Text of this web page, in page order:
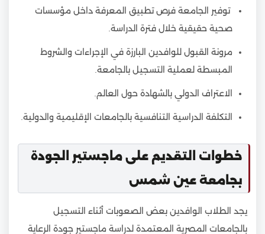
توفير الجامعة فرص تطبيق المعرفة داخل مؤسسات
صحية حقيقية خلال فترة الدراسة.
مرونة القبول للوافدين البارزة في الإجراءات والشروط
المبسطة لعملية التسجيل بالجامعة.
الاعتراف الدولي بالشهادة حول العالم.
التكلفة الدراسية التنافسية بالجامعات الإقليمية والدولية.
خطوات التقديم على ماجستير الجودة
بجامعة عين شمس
يجد الطلاب الوافدين بعض الصعوبات أثناء التسجيل
بالجامعات المصرية المعتمدة لدراسة ماجستير جودة الرعاية